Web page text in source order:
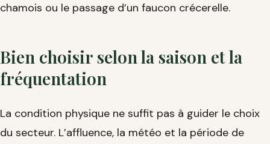
chamois ou le passage d’un faucon crécerelle.
Bien choisir selon la saison et la
fréquentation
La condition physique ne suffit pas à guider le choix
du secteur. L’affluence, la météo et la période de